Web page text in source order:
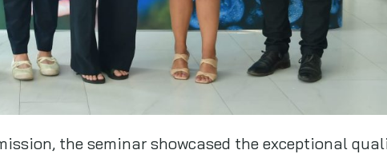
the seminar showcased the exceptional